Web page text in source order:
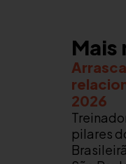
Mais
2026
pilares